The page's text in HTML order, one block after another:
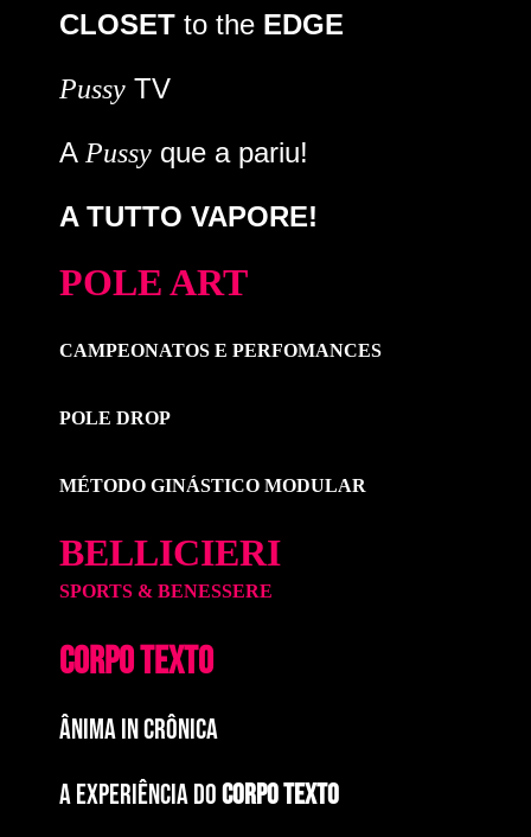
CLOSET to the EDGE
Pussy TV
A Pussy que a pariu!
A TUTTO VAPORE!
POLE ART
CAMPEONATOS E PERFOMANCES
POLE DROP
MÉTODO GINÁSTICO MODULAR
BELLICIERI
SPORTS & BENESSERE
CORPO TEXTO
ÂNIMA IN CRÔNICA
A EXPERIÊNCIA DOCORPO TEXTO